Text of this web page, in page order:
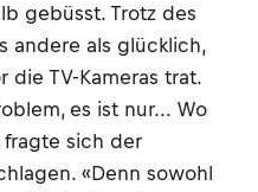
gebüsst. Trotz des
andere als glücklich,
TV-Kameras trat.
es ist nur... Wo
fragte sich der
«Denn sowohl